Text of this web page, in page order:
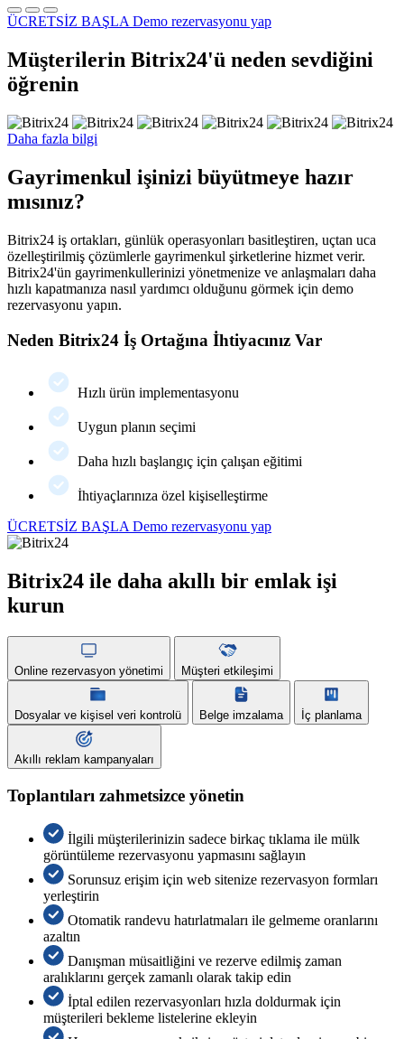
ÜCRETSİZ BAŞLA Demo rezervasyonu yap
Müşterilerin Bitrix24'ü neden sevdiğini
öğrenin
Daha fazla bilgi
Gayrimenkul işinizi büyütmeye hazır
mısınız?
Bitrix24 iş ortakları, günlük operasyonları basitleştiren, uçtan uca
özelleştirilmiş çözümlerle gayrimenkul şirketlerine hizmet verir.
Bitrix24'ün gayrimenkullerinizi yönetmenize ve anlaşmaları daha
hızlı kapatmanıza nasıl yardımcı olduğunu görmek için demo
rezervasyonu yapın.
Neden Bitrix24 İş Ortağına İhtiyacınız Var
Hızlı ürün implementasyonu
Uygun planın seçimi
Daha hızlı başlangıç için çalışan eğitimi
İhtiyaçlarınıza özel kişiselleştirme
ÜCRETSİZ BAŞLA Demo rezervasyonu yap
Bitrix24 ile daha akıllı bir emlak işi
kurun
Online rezervasyon yönetimi Müşteri etkileşimi
Dosyalar ve kişisel veri kontrolü Belge imzalama İç planlama
Akıllı reklam kampanyaları
Toplantıları zahmetsizce yönetin
İlgili müşterilerinizin sadece birkaç tıklama ile mülk
görüntüleme rezervasyonu yapmasını sağlayın
Sorunsuz erişim için web sitenize rezervasyon formları
yerleştirin
Otomatik randevu hatırlatmaları ile gelmeme oranlarını
azaltın
Danışman müsaitliğini ve rezerve edilmiş zaman
aralıklarını gerçek zamanlı olarak takip edin
İptal edilen rezervasyonları hızla doldurmak için
müşterileri bekleme listelerine ekleyin